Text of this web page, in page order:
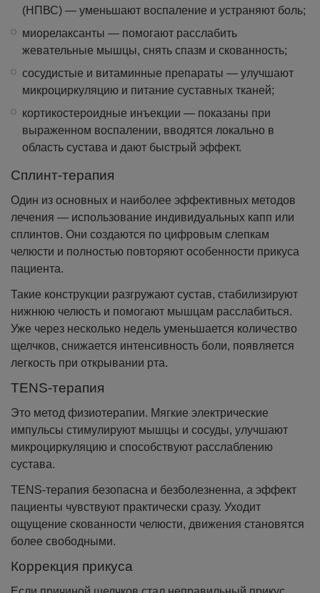
(НПВС) — уменьшают воспаление и устраняют боль;
миорелаксанты — помогают расслабить
жевательные мышцы, снять спазм и скованность;
сосудистые и витаминные препараты — улучшают
микроциркуляцию и питание суставных тканей;
кортикостероидные инъекции — показаны при
выраженном воспалении, вводятся локально в
область сустава и дают быстрый эффект.
Сплинт-терапия
Один из основных и наиболее эффективных методов
лечения — использование индивидуальных капп или
сплинтов. Они создаются по цифровым слепкам
челюсти и полностью повторяют особенности прикуса
пациента.
Такие конструкции разгружают сустав, стабилизируют
нижнюю челюсть и помогают мышцам расслабиться.
Уже через несколько недель уменьшается количество
щелчков, снижается интенсивность боли, появляется
легкость при открывании рта.
TENS-терапия
Это метод физиотерапии. Мягкие электрические
импульсы стимулируют мышцы и сосуды, улучшают
микроциркуляцию и способствуют расслаблению
сустава.
TENS-терапия безопасна и безболезненна, а эффект
пациенты чувствуют практически сразу. Уходит
ощущение скованности челюсти, движения становятся
более свободными.
Коррекция прикуса